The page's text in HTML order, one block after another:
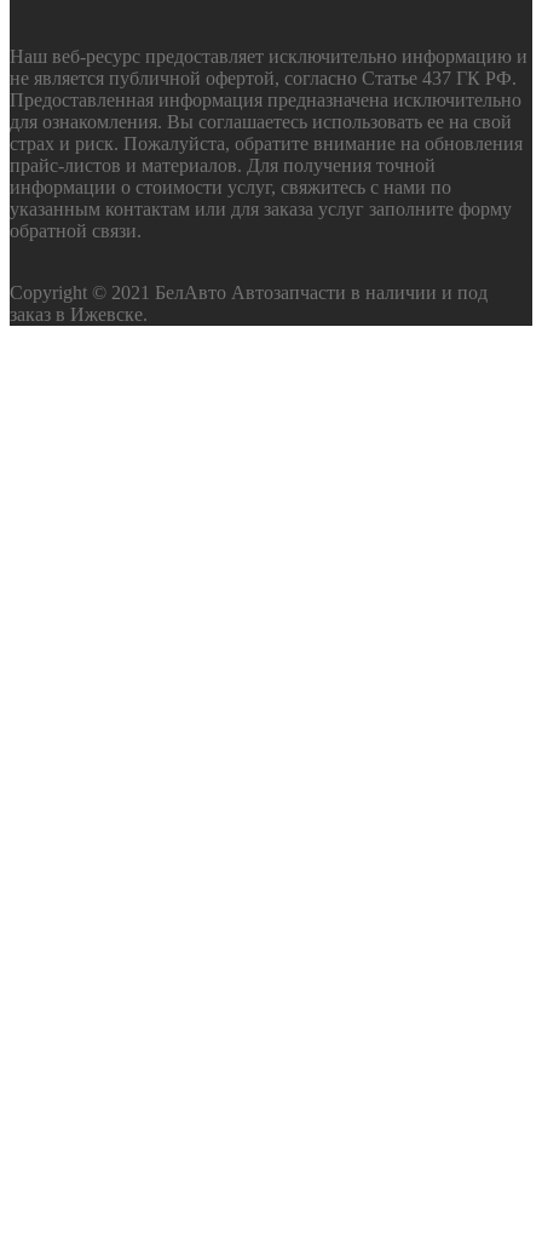
Наш веб-ресурс предоставляет исключительно информацию и
не является публичной офертой, согласно Статье 437 ГК РФ.
Предоставленная информация предназначена исключительно
для ознакомления. Вы соглашаетесь использовать ее на свой
страх и риск. Пожалуйста, обратите внимание на обновления
прайс-листов и материалов. Для получения точной
информации о стоимости услуг, свяжитесь с нами по
указанным контактам или для заказа услуг заполните форму
обратной связи.
Copyright © 2021 БелАвто Автозапчасти в наличии и под
заказ в Ижевске.